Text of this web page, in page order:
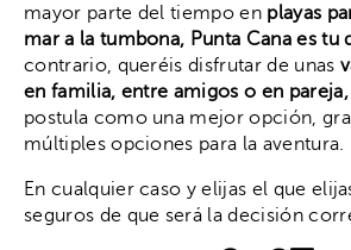
mayor parte del tiempo en playas
mar a la tumbona, Punta Cana es tu
contrario, queréis disfrutar de unas
en familia, entre amigos o en
postula como una mejor opción,
múltiples opciones para la aventura.
En cualquier caso y elijas el que
seguros de que será la decisión